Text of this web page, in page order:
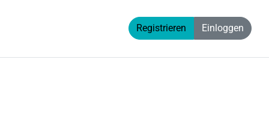
Registrieren Einloggen